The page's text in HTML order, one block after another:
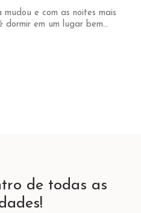
e com as noites mais
em um lugar bem...
de todas as